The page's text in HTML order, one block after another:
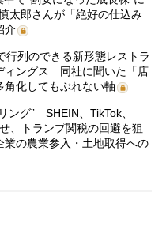
太郎さんが「絶好の仕込み
介
行列のできる新形態レストラ
ィングス 同社に聞いた「店
化してもぶれない軸
ング” SHEIN、TikTok、
、トランプ関税の回避を狙
の農業参入・土地取得への